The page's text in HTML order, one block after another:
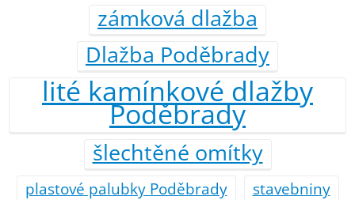
zámková dlažba
Dlažba Poděbrady
lité kamínkové dlažby
Poděbrady
šlechtěné omítky
plastové palubky Poděbrady stavebniny